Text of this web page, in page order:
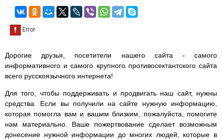
Дорогие друзья, посетители нашего сайта - самого
информативного и самого крупного противосектантского сайта
всего русскоязычного интернета!
Для того, чтобы поддерживать и продвигать наш сайт, нужны
средства. Если вы получили на сайте нужную информацию,
которая помогла вам и вашим близким, пожалуйста, помогите
нам материально. Ваше пожертвование сделает возможным
донесение нужной информации до многих людей, которые в